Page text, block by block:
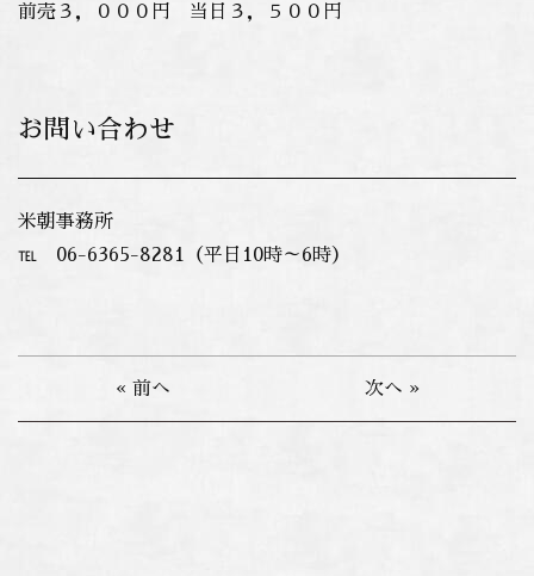
前売３，０００円 当日３，５００円
お問い合わせ
米朝事務所
℡ 06-6365-8281（平日10時～6時）
« 前へ 次へ »